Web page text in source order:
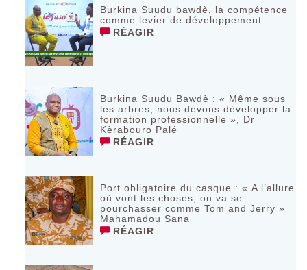
Burkina Suudu bawdè, la compétence
comme levier de développement
RÉAGIR
Burkina Suudu Bawdè : « Même sous
les arbres, nous devons développer la
formation professionnelle », Dr
Kèrabouro Palé
RÉAGIR
Port obligatoire du casque : « A l’allure
où vont les choses, on va se
pourchasser comme Tom and Jerry »
Mahamadou Sana
RÉAGIR